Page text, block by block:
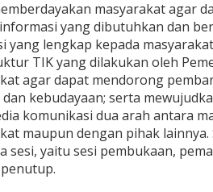
masyarakat agar
yang dibutuhkan dan
yang lengkap kepada
TIK yang dilakukan oleh
agar dapat mendorong
dan kebudayaan; serta
komunikasi dua arah antara
maupun dengan pihak
sesi, yaitu sesi pembukaan,